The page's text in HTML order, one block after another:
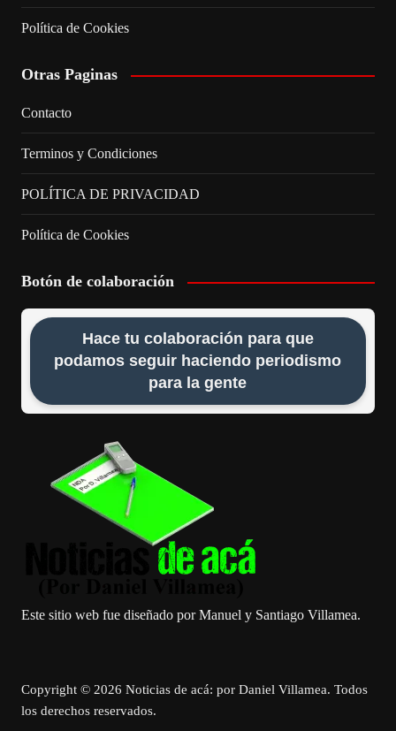
Política de Cookies
Otras Paginas
Contacto
Terminos y Condiciones
POLÍTICA DE PRIVACIDAD
Política de Cookies
Botón de colaboración
Hace tu colaboración para que
podamos seguir haciendo periodismo
para la gente
Este sitio web fue diseñado por Manuel y Santiago Villamea.
Copyright © 2026 Noticias de acá: por Daniel Villamea. Todos
los derechos reservados.